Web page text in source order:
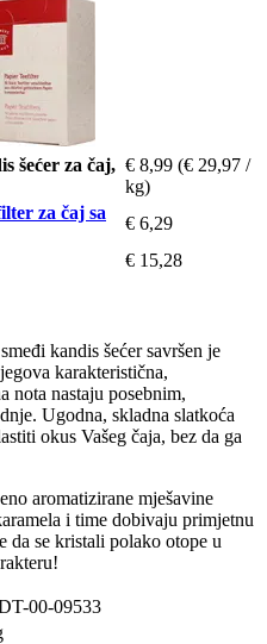
šećer za čaj, € 8,99 (€ 29,97 /
kg)
za čaj sa
€ 6,29
€ 15,28
kandis šećer savršen je
karakteristična,
nota nastaju posebnim,
Ugodna, skladna slatkoća
okus Vašeg čaja, bez da ga
aromatizirane mješavine
i time dobivaju primjetnu
da se kristali polako otope u
00-09533